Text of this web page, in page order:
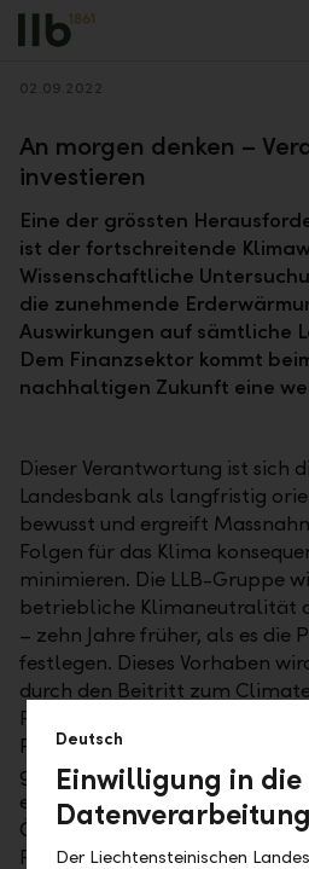
Alerts.Headline
Zurück
02.09.2022
An morgen denken –
investieren
Eine der grössten
ist der fortschreitende
Wissenschaftliche
die zunehmende
Auswirkungen auf sämtliche
Dem Finanzsektor kommt
nachhaltigen Zukunft eine
Dieser Verantwortung ist sich
Landesbank als langfristig
bewusst und ergreift
Folgen für das Klima
minimieren. Die LLB-Gruppe
betriebliche Klimaneutralität
– zehn Jahre früher, als es die
festlegen. Dieses Vorhaben
durch den Beitritt zum
Pledge ist eine gemeinsame
Firmen, die sich für die
gegen den Klimawandel
erste Bank in Liechtenstein, in
Österreich, die dieses Ziel als
Pledge in Aussicht stellt.
Deutsch
Einwilligung in die
Datenverarbeitung
Der Liechtensteinischen